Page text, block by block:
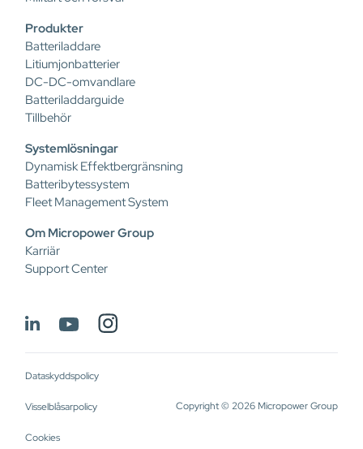
Produkter
Batteriladdare
Litiumjonbatterier
DC-DC-omvandlare
Batteriladdarguide
Tillbehör
Systemlösningar
Dynamisk Effektbergränsning
Batteribytessystem
Fleet Management System
Om Micropower Group
Karriär
Support Center
Dataskyddspolicy
Visselblåsarpolicy
Cookies
Copyright © 2026 Micropower Group